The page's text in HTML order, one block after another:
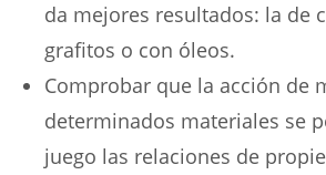
da mejores resultados: la de
grafitos o con óleos.
Comprobar que la acción de
determinados materiales se
juego las relaciones de